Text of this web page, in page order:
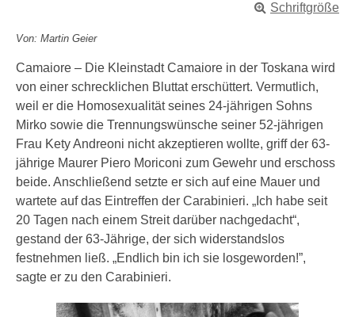
Schriftgröße
Von: Martin Geier
Camaiore – Die Kleinstadt Camaiore in der Toskana wird
von einer schrecklichen Bluttat erschüttert. Vermutlich,
weil er die Homosexualität seines 24-jährigen Sohns
Mirko sowie die Trennungswünsche seiner 52-jährigen
Frau Kety Andreoni nicht akzeptieren wollte, griff der 63-
jährige Maurer Piero Moriconi zum Gewehr und erschoss
beide. Anschließend setzte er sich auf eine Mauer und
wartete auf das Eintreffen der Carabinieri. „Ich habe seit
20 Tagen nach einem Streit darüber nachgedacht“,
gestand der 63-Jährige, der sich widerstandslos
festnehmen ließ. „Endlich bin ich sie losgeworden!”,
sagte er zu den Carabinieri.